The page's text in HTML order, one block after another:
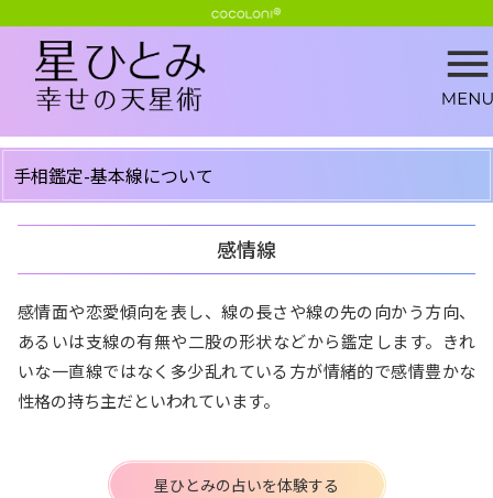
手相鑑定-基本線について
感情線
感情面や恋愛傾向を表し、線の長さや線の先の向かう方向、
あるいは支線の有無や二股の形状などから鑑定します。きれ
いな一直線ではなく多少乱れている方が情緒的で感情豊かな
性格の持ち主だといわれています。
星ひとみの占いを体験する